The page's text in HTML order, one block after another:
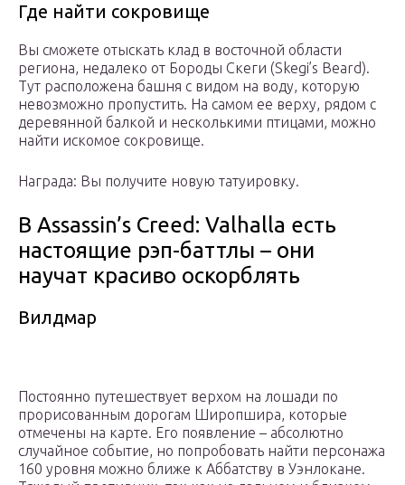
Где найти сокровище
Вы сможете отыскать клад в восточной области
региона, недалеко от Бороды Скеги (Skegi’s Beard).
Тут расположена башня с видом на воду, которую
невозможно пропустить. На самом ее верху, рядом с
деревянной балкой и несколькими птицами, можно
найти искомое сокровище.
Награда: Вы получите новую татуировку.
В Assassin’s Creed: Valhalla есть
настоящие рэп-баттлы – они
научат красиво оскорблять
Вилдмар
Постоянно путешествует верхом на лошади по
прорисованным дорогам Широпшира, которые
отмечены на карте. Его появление – абсолютно
случайное событие, но попробовать найти персонажа
160 уровня можно ближе к Аббатству в Уэнлокане.